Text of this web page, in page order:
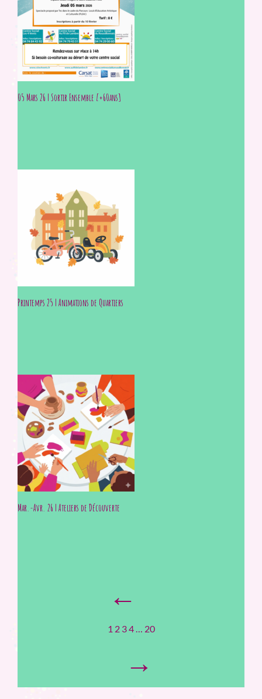
05 Mars 26 | Sortir Ensemble [+60ans]
Printemps 25 | Animations de Quartiers
Mar.-Avr. 26 | Ateliers de Découverte
←
1 2 34… 20
→